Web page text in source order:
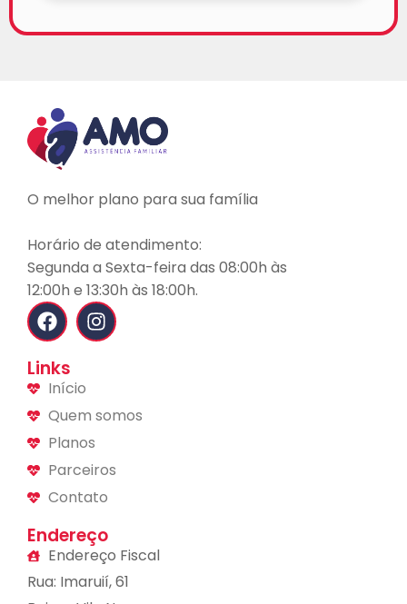
O melhor plano para sua família
Horário de atendimento:
Segunda a Sexta-feira das 08:00h às
12:00h e 13:30h às 18:00h.
Links
Início
Quem somos
Planos
Parceiros
Contato
Endereço
Endereço Fiscal
Rua: Imaruií, 61